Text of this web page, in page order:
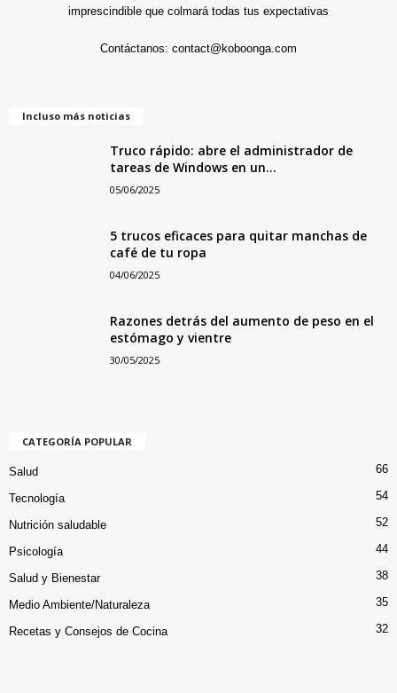
imprescindible que colmará todas tus expectativas
Contáctanos: contact@koboonga.com
Incluso más noticias
Truco rápido: abre el administrador de
tareas de Windows en un...
05/06/2025
5 trucos eficaces para quitar manchas de
café de tu ropa
04/06/2025
Razones detrás del aumento de peso en el
estómago y vientre
30/05/2025
CATEGORÍA POPULAR
Salud 66
Tecnología 54
Nutrición saludable 52
Psicología 44
Salud y Bienestar 38
Medio Ambiente/Naturaleza 35
Recetas y Consejos de Cocina 32